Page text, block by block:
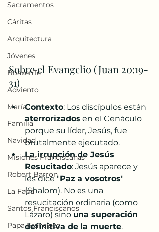
Sacramentos
Cáritas
Arquitectura
Jóvenes
BoaxenTe
Adviento
María
Familia
Navidad
Misiones Franciscanas
Robert Barron
La Faba
Santos Franciscanos
Papa Francisco
Sobre el Evangelio (Juan 20:19-
31)
Contexto: Los discípulos están
aterrorizados en el Cenáculo
porque su líder, Jesús, fue
brutalmente ejecutado.
La irrupción de Jesús
Resucitado: Jesús aparece y
les dice "Paz a vosotros"
(Shalom). No es una
resucitación ordinaria (como
Lázaro) sino una superación
definitiva de la muerte.